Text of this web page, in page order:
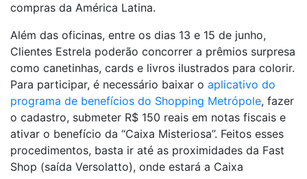
compras da América Latina.
Além das oficinas, entre os dias 13 e 15 de junho,
Clientes Estrela poderão concorrer a prêmios surpresa
como canetinhas, cards e livros ilustrados para colorir.
Para participar, é necessário baixar o aplicativo do
programa de benefícios do Shopping Metrópole, fazer
o cadastro, submeter R$ 150 reais em notas fiscais e
ativar o benefício da “Caixa Misteriosa”. Feitos esses
procedimentos, basta ir até as proximidades da Fast
Shop (saída Versolatto), onde estará a Caixa